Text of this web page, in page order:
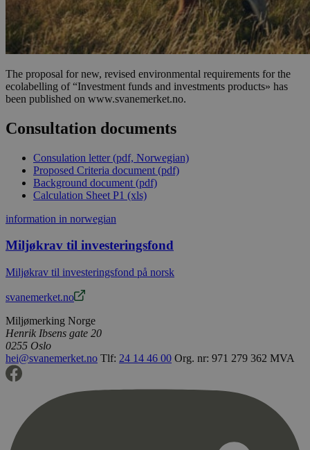
The proposal for new, revised environmental requirements for the
ecolabelling of “Investment funds and investments products» has
been published on www.svanemerket.no.
Consultation documents
Consulation letter (pdf, Norwegian)
Proposed Criteria document (pdf)
Background document (pdf)
Calculation Sheet P1 (xls)
information in norwegian
Miljøkrav til investeringsfond
Miljøkrav til investeringsfond på norsk
svanemerket.no
Miljømerking Norge
Henrik Ibsens gate 20
0255 Oslo
hei@svanemerket.no Tlf: 24 14 46 00 Org. nr: 971 279 362 MVA